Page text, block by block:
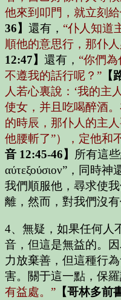
他來到叩門，就立刻
36】 還有， “仆人知道
順他的意思行，那仆
12:47】 還有， “你們
不遵我的話行呢？” 【
人若心裏說：‘我的主
使女，并且吃喝醉酒
的時辰，那仆人的主
他腰斬了”），定他和
音 12:45-46】 所有這
αύτεξούσιον” ，同時神
我們順服他，尋求使
離，然而，對我們沒有
4、無疑，如果任何人
音，但這是無益的。
力放棄善，但這種行
害。關于這一點，保羅
有益處。” 【哥林多前